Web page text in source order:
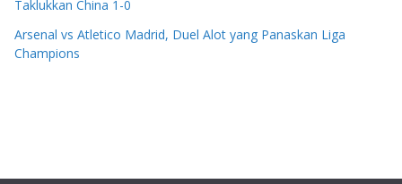
Taklukkan China 1-0
Arsenal vs Atletico Madrid, Duel Alot yang Panaskan Liga
Champions